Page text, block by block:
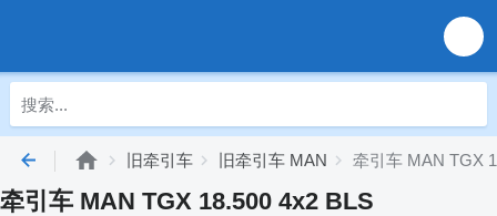
旧牵引车 旧牵引车 MAN 牵引车 MAN TGX
牵引车 MAN TGX 18.500 4x2 BLS